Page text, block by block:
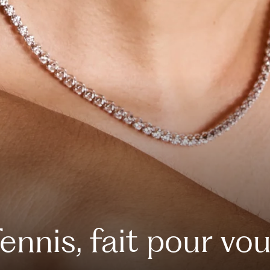
fait pour